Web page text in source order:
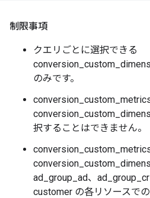
制限事項
クエリごとに選択できる
のみです。
択することはできません。
ad_group_ad、
customer の各リソースでの